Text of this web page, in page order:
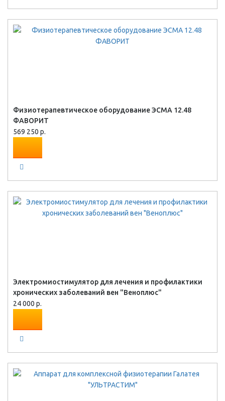
Физиотерапевтическое оборудование ЭСМА 12.48
ФАВОРИТ
569 250 р.
Электромиостимулятор для лечения и профилактики
хронических заболеваний вен "Веноплюс"
24 000 р.